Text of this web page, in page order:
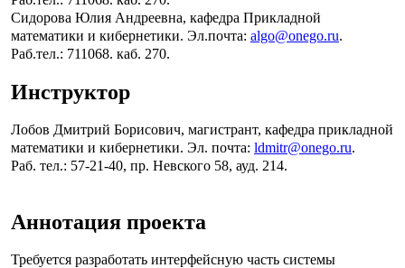
Сидорова Юлия Андреевна, кафедра Прикладной
математики и кибернетики. Эл.почта: algo@onego.ru.
Раб.тел.: 711068. каб. 270.
Инструктор
Лобов Дмитрий Борисович, магистрант, кафедра прикладной
математики и кибернетики. Эл. почта: ldmitr@onego.ru.
Раб. тел.: 57-21-40, пр. Невского 58, ауд. 214.
Аннотация проекта
Требуется разработать интерфейсную часть системы